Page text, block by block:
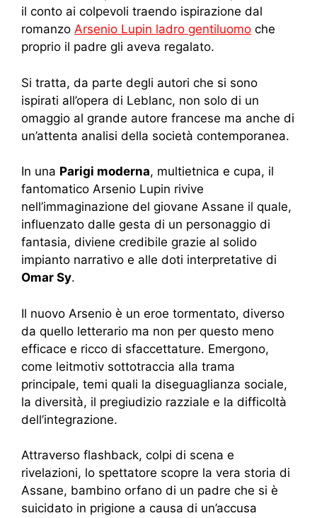
il conto ai colpevoli traendo ispirazione dal
romanzo Arsenio Lupin ladro gentiluomo che
proprio il padre gli aveva regalato.
Si tratta, da parte degli autori che si sono
ispirati all’opera di Leblanc, non solo di un
omaggio al grande autore francese ma anche di
un’attenta analisi della società contemporanea.
In una Parigi moderna, multietnica e cupa, il
fantomatico Arsenio Lupin rivive
nell’immaginazione del giovane Assane il quale,
influenzato dalle gesta di un personaggio di
fantasia, diviene credibile grazie al solido
impianto narrativo e alle doti interpretative di
Omar Sy.
Il nuovo Arsenio è un eroe tormentato, diverso
da quello letterario ma non per questo meno
efficace e ricco di sfaccettature. Emergono,
come leitmotiv sottotraccia alla trama
principale, temi quali la diseguaglianza sociale,
la diversità, il pregiudizio razziale e la difficoltà
dell’integrazione.
Attraverso flashback, colpi di scena e
rivelazioni, lo spettatore scopre la vera storia di
Assane, bambino orfano di un padre che si è
suicidato in prigione a causa di un’accusa